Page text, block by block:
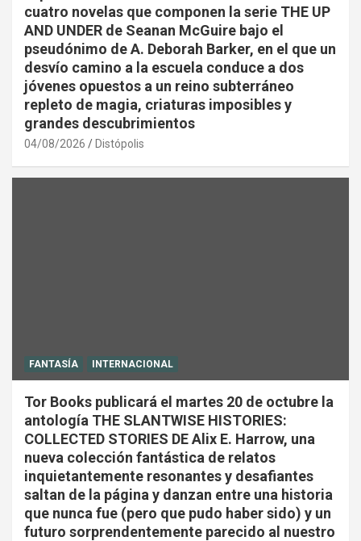
cuatro novelas que componen la serie THE UP
AND UNDER de Seanan McGuire bajo el
pseudónimo de A. Deborah Barker, en el que un
desvío camino a la escuela conduce a dos
jóvenes opuestos a un reino subterráneo
repleto de magia, criaturas imposibles y
grandes descubrimientos
04/08/2026 Distópolis
FANTASÍA INTERNACIONAL
Tor Books publicará el martes 20 de octubre la
antología THE SLANTWISE HISTORIES:
COLLECTED STORIES DE Alix E. Harrow, una
nueva colección fantástica de relatos
inquietantemente resonantes y desafiantes
saltan de la página y danzan entre una historia
que nunca fue (pero que pudo haber sido) y un
futuro sorprendentemente parecido al nuestro